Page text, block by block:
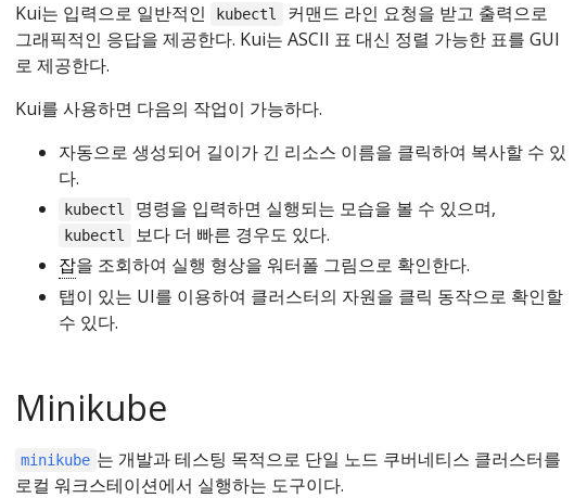
Kui는 입력으로 일반적인
kubectl
커맨드 라인 요청을 받고 출력으로
그래픽적인 응답을 제공한다. Kui는 ASCII 표 대신 정렬 가능한 표를 GUI
로 제공한다.
Kui를 사용하면 다음의 작업이 가능하다.
자동으로 생성되어 길이가 긴 리소스 이름을 클릭하여 복사할 수 있
다.
kubectl 명령을 입력하면 실행되는 모습을 볼 수 있으며,
kubectl
보다 더 빠른 경우도 있다.
잡을 조회하여 실행 형상을 워터폴 그림으로 확인한다.
탭이 있는 UI를 이용하여 클러스터의 자원을 클릭 동작으로 확인할
수 있다.
Minikube
minikube 는 개발과 테스팅 목적으로 단일 노드 쿠버네티스 클러스터를
로컬 워크스테이션에서 실행하는 도구이다.